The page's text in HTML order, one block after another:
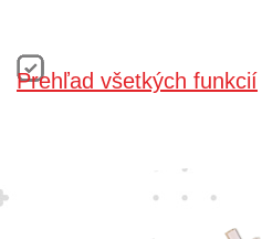
Prehľad všetkých funkcií